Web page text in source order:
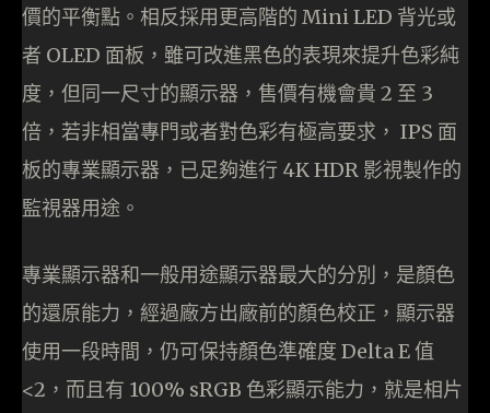
價的平衡點。相反採用更高階的 Mini LED 背光或
者 OLED 面板，雖可改進黑色的表現來提升色彩純
度，但同一尺寸的顯示器，售價有機會貴 2 至 3
倍，若非相當專門或者對色彩有極高要求， IPS 面
板的專業顯示器，已足夠進行 4K HDR 影視製作的
監視器用途。
專業顯示器和一般用途顯示器最大的分別，是顏色
的還原能力，經過廠方出廠前的顏色校正，顯示器
使用一段時間，仍可保持顏色準確度 Delta E 值
<2，而且有 100% sRGB 色彩顯示能力，就是相片